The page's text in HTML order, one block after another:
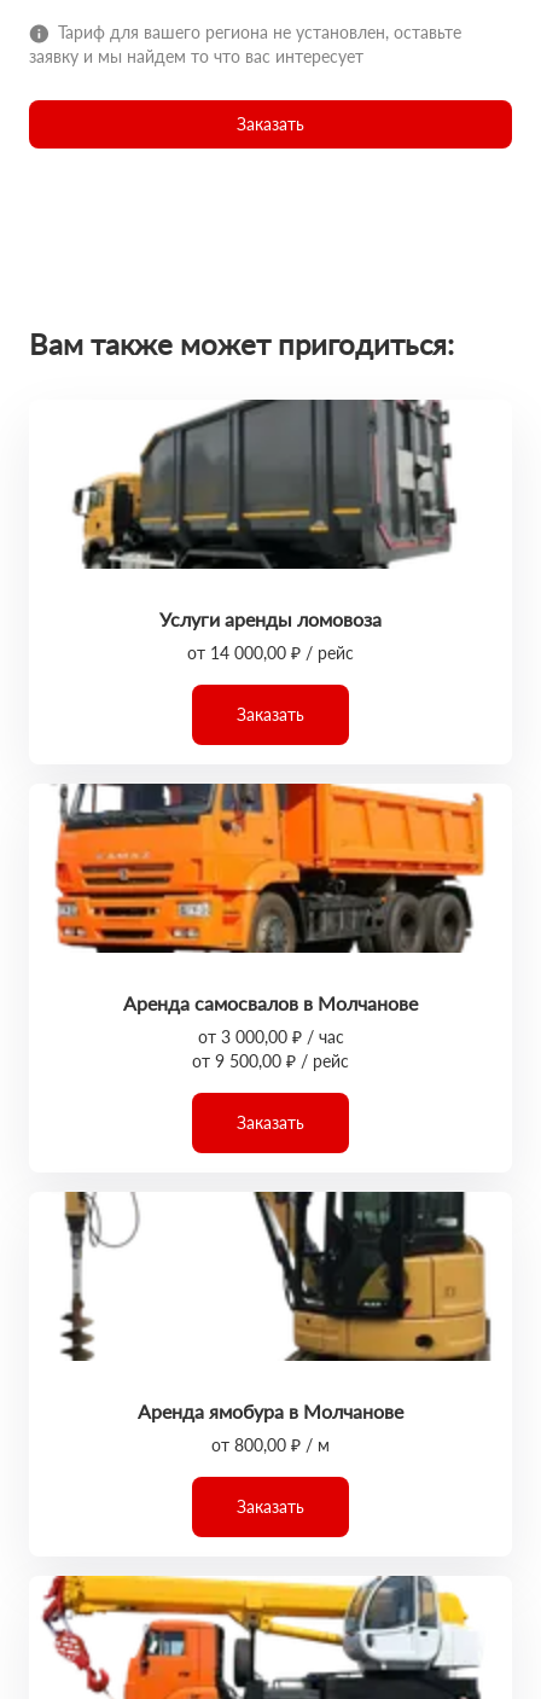
Тариф для вашего региона не установлен, оставьте
заявку и мы найдем то что вас интересует
Заказать
Вам также может пригодиться:
Услуги аренды ломовоза
от 14 000,00 ₽ / рейс
Заказать
Аренда самосвалов в Молчанове
от 3 000,00 ₽ / час
от 9 500,00 ₽ / рейс
Заказать
Аренда ямобура в Молчанове
от 800,00 ₽ / м
Заказать